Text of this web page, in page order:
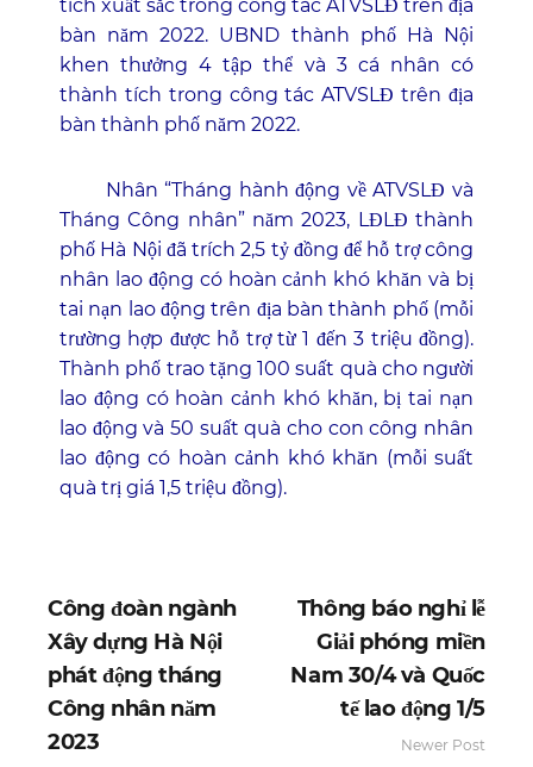
tích xuất sắc trong công tác ATVSLĐ trên địa
bàn năm 2022. UBND thành phố Hà Nội
khen thưởng 4 tập thể và 3 cá nhân có
thành tích trong công tác ATVSLĐ trên địa
bàn thành phố năm 2022.
Nhân “Tháng hành động về ATVSLĐ và
Tháng Công nhân” năm 2023, LĐLĐ thành
phố Hà Nội đã trích 2,5 tỷ đồng để hỗ trợ công
nhân lao động có hoàn cảnh khó khăn và bị
tai nạn lao động trên địa bàn thành phố (mỗi
trường hợp được hỗ trợ từ 1 đến 3 triệu đồng).
Thành phố trao tặng 100 suất quà cho người
lao động có hoàn cảnh khó khăn, bị tai nạn
lao động và 50 suất quà cho con công nhân
lao động có hoàn cảnh khó khăn (mỗi suất
quà trị giá 1,5 triệu đồng).
Công đoàn ngành
Xây dựng Hà Nội
phát động tháng
Công nhân năm
2023
Thông báo nghỉ lễ
Giải phóng miền
Nam 30/4 và Quốc
tế lao động 1/5
Newer Post